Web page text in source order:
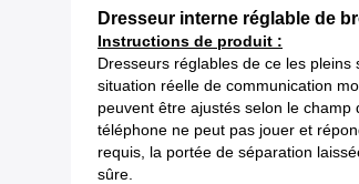
Dresseur interne réglable de
Instructions de produit :
Dresseurs réglables de ce les
situation réelle de communication
peuvent être ajustés selon le
téléphone ne peut pas jouer et
requis, la portée de séparation
sûre.